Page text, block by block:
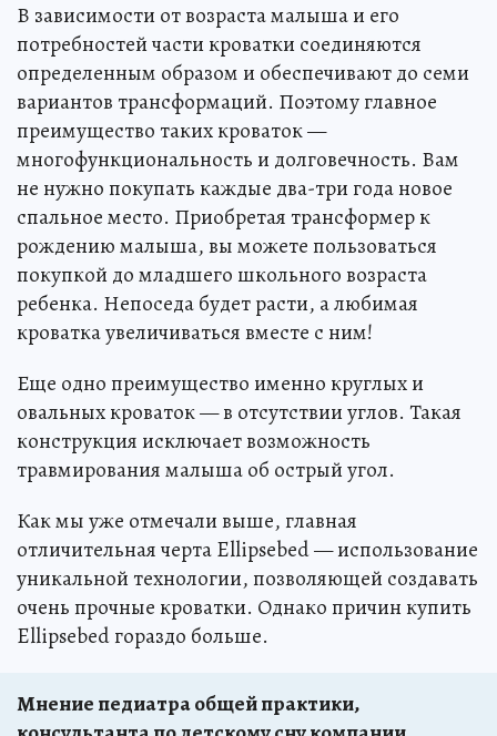
В зависимости от возраста малыша и его
потребностей части кроватки соединяются
определенным образом и обеспечивают до семи
вариантов трансформаций. Поэтому главное
преимущество таких кроваток —
многофункциональность и долговечность. Вам
не нужно покупать каждые два-три года новое
спальное место. Приобретая трансформер к
рождению малыша, вы можете пользоваться
покупкой до младшего школьного возраста
ребенка. Непоседа будет расти, а любимая
кроватка увеличиваться вместе с ним!
Еще одно преимущество именно круглых и
овальных кроваток — в отсутствии углов. Такая
конструкция исключает возможность
травмирования малыша об острый угол.
Как мы уже отмечали выше, главная
отличительная черта Ellipsebed — использование
уникальной технологии, позволяющей создавать
очень прочные кроватки. Однако причин купить
Ellipsebed гораздо больше.
Мнение педиатра общей практики,